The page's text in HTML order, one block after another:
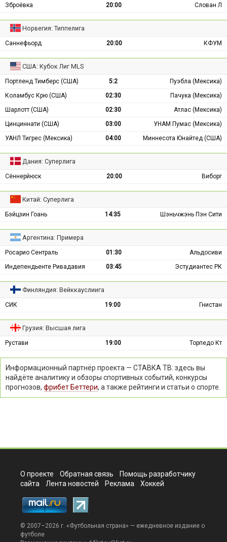
Зброёвка 20:00 Слован Л
Норвегия: Типпелига
Саннефьорд 20:00 КФУМ
США: Кубок Лиг MLS
Портленд Тимберс (США) 5:2
Пуэбла (Мексика)
Коламбус Крю (США)
02:30
Пачука (Мексика)
Шарлотт (США)
02:30
Атлас (Мексика)
Цинциннати (США)
03:00
УНАМ Пумас (Мексика)
УАНЛ Тигрес (Мексика)
04:00 Миннесота Юнайтед (США)
Дания: Суперлига
Сённерйюск 20:00 Виборг
Китай: Суперлига
Бэйцзин Гоань 14:35 Шэньчжэнь Пэн Сити
Аргентина: Примера
Росарио Сентраль 01:30
Альдосиви
Индепендьенте Ривадавия
03:45 Эстудиантес РК
Финляндия: Вейккауслиига
СИК 19:00 Гнистан
Грузия: Высшая лига
Рустави 19:00 Торпедо Кт
Информационный партнёр проекта — СТАВКА ТВ: здесь вы
найдёте аналитику и обзоры спортивных событий, конкурсы
прогнозов, фрибет Беттери, а также рейтинги и статьи о спорте.
О проекте Обратная связь
Помощь разработчику
сайта
Лента новостей Реклама Хоккей
© 2007–2026 г. «Футбольная страна» — ежедневное издание о
футболе